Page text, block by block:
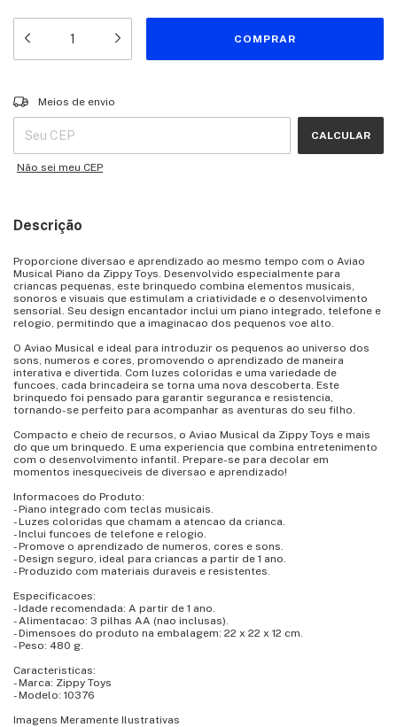
Entregas para o CEP:
Meios de envio
CALCULAR
Não sei meu CEP
Descrição
Proporcione diversao e aprendizado ao mesmo tempo com o Aviao
Musical Piano da Zippy Toys. Desenvolvido especialmente para
criancas pequenas, este brinquedo combina elementos musicais,
sonoros e visuais que estimulam a criatividade e o desenvolvimento
sensorial. Seu design encantador inclui um piano integrado, telefone e
relogio, permitindo que a imaginacao dos pequenos voe alto.
O Aviao Musical e ideal para introduzir os pequenos ao universo dos
sons, numeros e cores, promovendo o aprendizado de maneira
interativa e divertida. Com luzes coloridas e uma variedade de
funcoes, cada brincadeira se torna uma nova descoberta. Este
brinquedo foi pensado para garantir seguranca e resistencia,
tornando-se perfeito para acompanhar as aventuras do seu filho.
Compacto e cheio de recursos, o Aviao Musical da Zippy Toys e mais
do que um brinquedo. E uma experiencia que combina entretenimento
com o desenvolvimento infantil. Prepare-se para decolar em
momentos inesqueciveis de diversao e aprendizado!
Informacoes do Produto:
- Piano integrado com teclas musicais.
- Luzes coloridas que chamam a atencao da crianca.
- Inclui funcoes de telefone e relogio.
- Promove o aprendizado de numeros, cores e sons.
- Design seguro, ideal para criancas a partir de 1 ano.
- Produzido com materiais duraveis e resistentes.
Especificacoes:
- Idade recomendada: A partir de 1 ano.
- Alimentacao: 3 pilhas AA (nao inclusas).
- Dimensoes do produto na embalagem: 22 x 22 x 12 cm.
- Peso: 480 g.
Caracteristicas:
- Marca: Zippy Toys
- Modelo: 10376
Imagens Meramente Ilustrativas